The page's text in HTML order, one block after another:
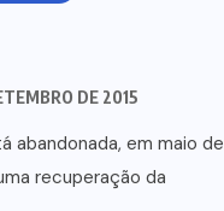
DE 2015
abandonada, em maio de
recuperação da